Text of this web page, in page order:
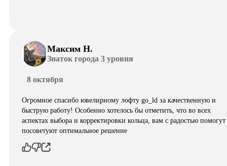
Максим Н.
Знаток города 3 уровня
8 октября
Огромное спасибо ювелирному лофту go_ld за качественную и
быструю работу! Особенно хотелось бы отметить, что во всех
аспектах выбора и корректировки кольца, вам с радостью
посоветуют оптимальное решение